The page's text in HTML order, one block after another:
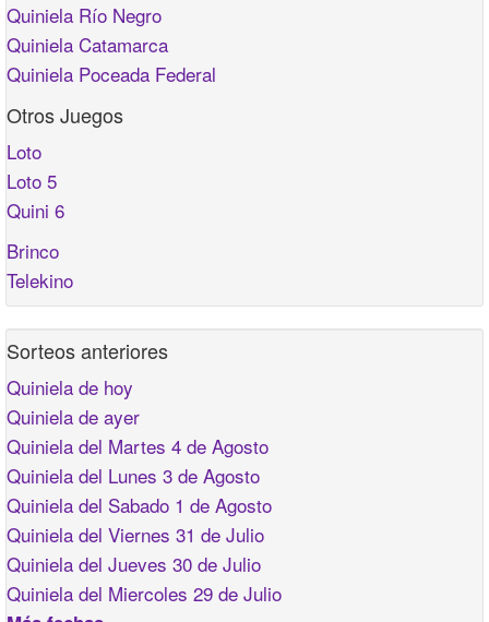
Quiniela Río Negro
Quiniela Catamarca
Quiniela Poceada Federal
Otros Juegos
Loto
Loto 5
Quini 6
Brinco
Telekino
Sorteos anteriores
Quiniela de hoy
Quiniela de ayer
Quiniela del Martes 4 de Agosto
Quiniela del Lunes 3 de Agosto
Quiniela del Sabado 1 de Agosto
Quiniela del Viernes 31 de Julio
Quiniela del Jueves 30 de Julio
Quiniela del Miercoles 29 de Julio